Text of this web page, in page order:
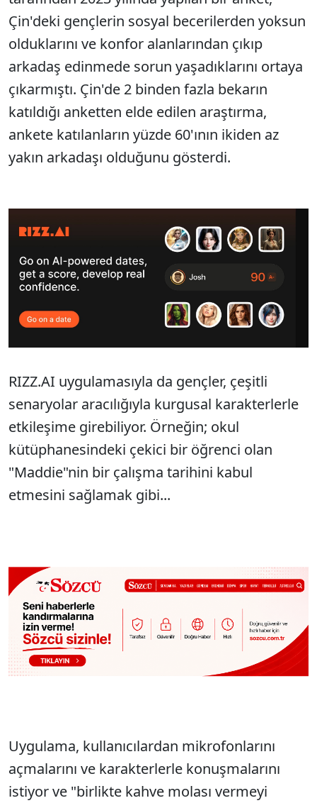
Çin'deki gençlerin sosyal becerilerden yoksun
olduklarını ve konfor alanlarından çıkıp
arkadaş edinmede sorun yaşadıklarını ortaya
çıkarmıştı. Çin'de 2 binden fazla bekarın
katıldığı anketten elde edilen araştırma,
ankete katılanların yüzde 60'ının ikiden az
yakın arkadaşı olduğunu gösterdi.
RIZZ.AI uygulamasıyla da gençler, çeşitli
senaryolar aracılığıyla kurgusal karakterlerle
etkileşime girebiliyor. Örneğin; okul
kütüphanesindeki çekici bir öğrenci olan
"Maddie"nin bir çalışma tarihini kabul
etmesini sağlamak gibi...
Uygulama, kullanıcılardan mikrofonlarını
açmalarını ve karakterlerle konuşmalarını
istiyor ve "birlikte kahve molası vermeyi